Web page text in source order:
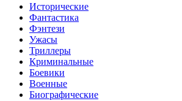
Исторические
Фантастика
Фэнтези
Ужасы
Триллеры
Криминальные
Боевики
Военные
Биографические